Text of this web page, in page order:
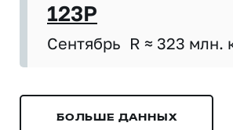
123P
Сентябрь R ≈ 323 млн.
БОЛЬШЕ ДАННЫХ